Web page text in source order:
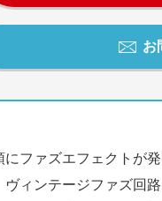
お
にファズエフェクトが
ヴィンテージファズ回